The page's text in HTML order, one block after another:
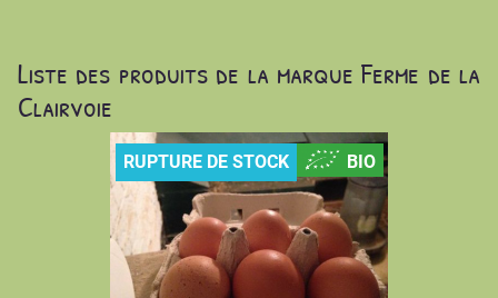
Liste des produits de la marque Ferme de la
Clairvoie
RUPTURE DE STOCK BIO